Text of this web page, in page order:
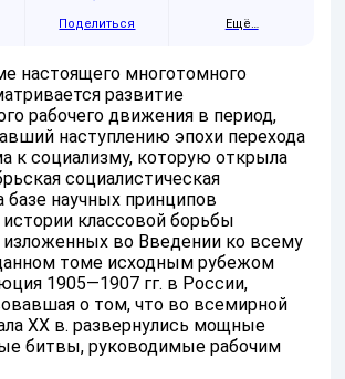
Поделиться Ещё…
настоящего многотомного
развитие
рабочего движения в период,
наступлению эпохи перехода
к социализму, которую открыла
социалистическая
научных принципов
классовой борьбы
изложенных во Введении ко всему
томе исходным рубежом
1905—1907 гг. в России,
о том, что во всемирной
XX в. развернулись мощные
битвы, руководимые рабочим